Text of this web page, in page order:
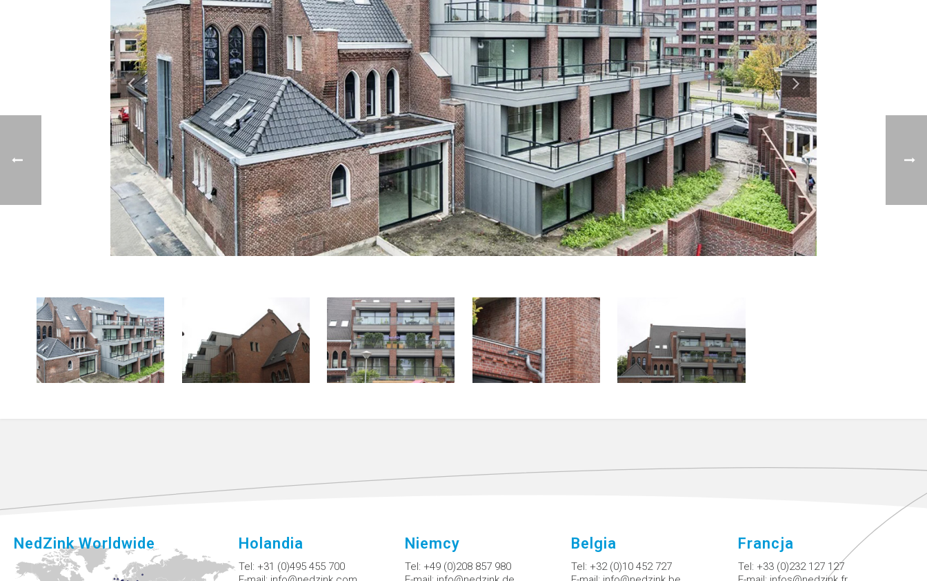
NedZink Worldwide Holandia
Tel: +31 (0)495 455 700
Niemcy
Tel: +49 (0)208 857 980
Belgia
Tel: +32 (0)10 452 727
Francja
Tel: +33 (0)232 127 127